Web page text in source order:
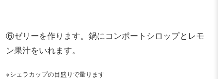
⑥ゼリーを作ります。鍋にコンポートシロップとレモ
ン果汁をいれます。
※シェラカップの目盛りで量ります